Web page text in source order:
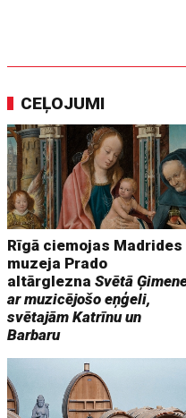
CEĻOJUMI
Rīgā ciemojas Madrides
muzeja Prado
altārgleznaSvētā
ar muzicējošo eņģeli,
svētajām Katrīnu un
Barbaru